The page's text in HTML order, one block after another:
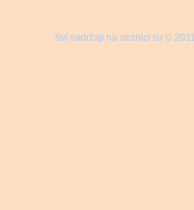
Svi sadržaji na stranici su ©